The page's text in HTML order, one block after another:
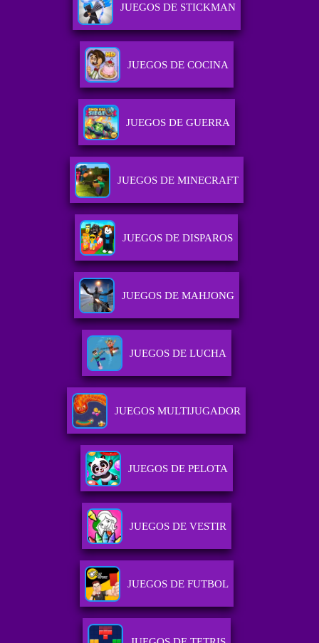
JUEGOS DE STICKMAN
JUEGOS DE COCINA
JUEGOS DE GUERRA
JUEGOS DE MINECRAFT
JUEGOS DE DISPAROS
JUEGOS DE MAHJONG
JUEGOS DE LUCHA
JUEGOS MULTIJUGADOR
JUEGOS DE PELOTA
JUEGOS DE VESTIR
JUEGOS DE FUTBOL